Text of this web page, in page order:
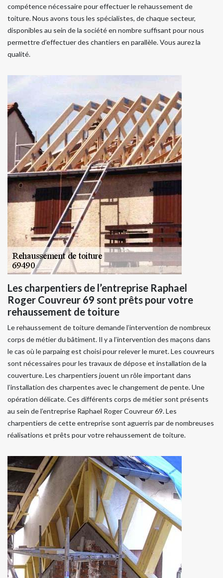
compétence nécessaire pour effectuer le rehaussement de
toiture. Nous avons tous les spécialistes, de chaque secteur,
disponibles au sein de la société en nombre suffisant pour nous
permettre d’effectuer des chantiers en parallèle. Vous aurez la
qualité.
Les charpentiers de l’entreprise Raphael
Roger Couvreur 69 sont prêts pour votre
rehaussement de toiture
Le rehaussement de toiture demande l’intervention de nombreux
corps de métier du bâtiment. Il y a l’intervention des maçons dans
le cas où le parpaing est choisi pour relever le muret. Les couvreurs
sont nécessaires pour les travaux de dépose et installation de la
couverture. Les charpentiers jouent un rôle important dans
l’installation des charpentes avec le changement de pente. Une
opération délicate. Ces différents corps de métier sont présents
au sein de l’entreprise Raphael Roger Couvreur 69. Les
charpentiers de cette entreprise sont aguerris par de nombreuses
réalisations et prêts pour votre rehaussement de toiture.